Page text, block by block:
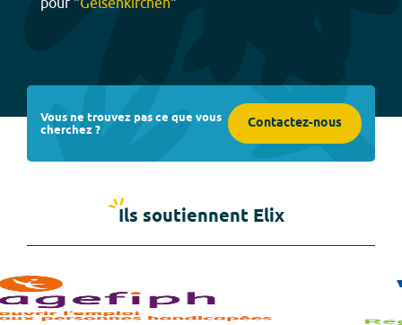
Vous ne trouvez pas ce que vous
cherchez ? Contactez-nous
Ils soutiennent Elix